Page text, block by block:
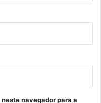
navegador para a